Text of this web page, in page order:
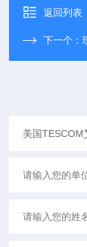
返回列表
下一个：